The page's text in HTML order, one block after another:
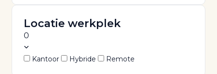
Locatie werkplek
0
Kantoor Hybride Remote